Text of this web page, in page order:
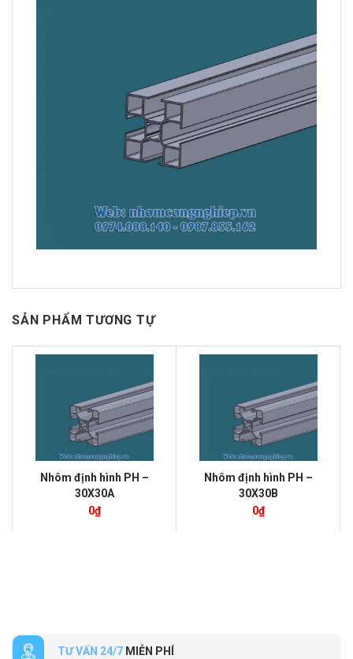
SẢN PHẨM TƯƠNG TỰ
Nhôm định hình PH –
30X30A
0₫
Nhôm định hình PH –
30X30B
0₫
TƯ VẤN 24/7 MIỄN PHÍ